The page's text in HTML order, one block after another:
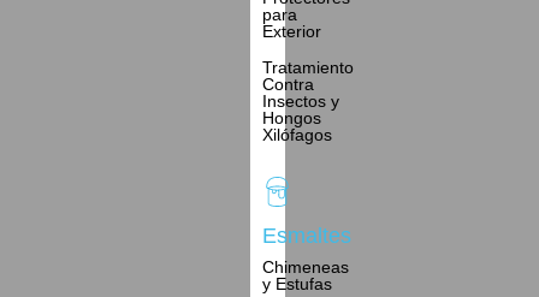
para
Exterior
Tratamiento
Contra
Insectos y
Hongos
Xilófagos
Esmaltes
Chimeneas
y Estufas